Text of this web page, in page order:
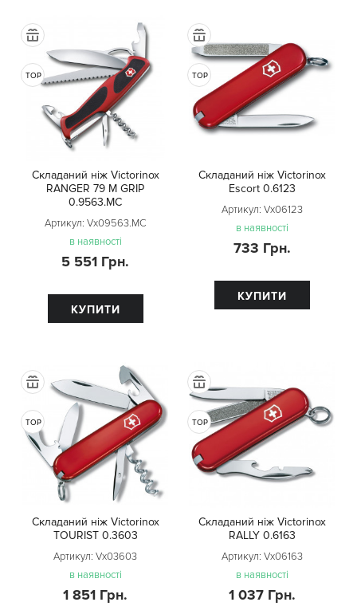
TOP
Складаний ніж Victorinox
RANGER 79 M GRIP
0.9563.MC
Артикул: Vx09563.MC
в наявності
5 551 Грн.
КУПИТИ
TOP
Складаний ніж Victorinox
Escort 0.6123
Артикул: Vx06123
в наявності
733 Грн.
КУПИТИ
TOP
Складаний ніж Victorinox
TOURIST 0.3603
Артикул: Vx03603
в наявності
1 851 Грн.
TOP
Складаний ніж Victorinox
RALLY 0.6163
Артикул: Vx06163
в наявності
1 037 Грн.